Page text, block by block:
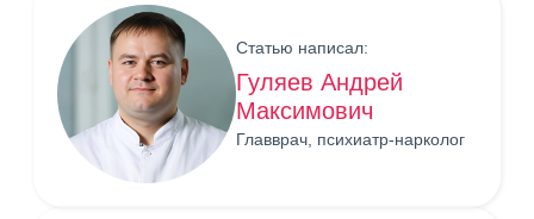
Статью написал:
Гуляев Андрей
Максимович
Главврач, психиатр-нарколог